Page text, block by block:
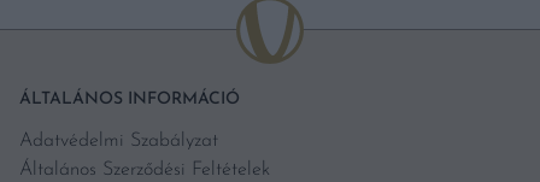
ÁLTALÁNOS INFORMÁCIÓ
Adatvédelmi Szabályzat
Általános Szerződési Feltételek